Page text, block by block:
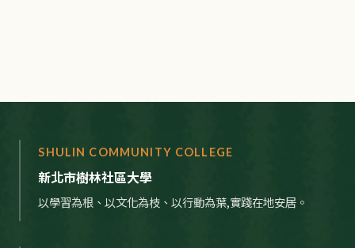
SHULIN COMMUNITY COLLEGE
新北市樹林社區大學
以學習為根、以文化為枝、以行動為葉,實踐在地安居。